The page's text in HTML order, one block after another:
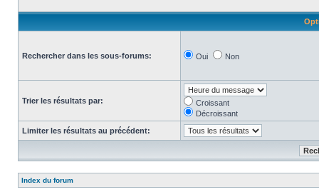
Rechercher dans les sous-forums: Oui Non
Trier les résultats par:
Croissant
Décroissant
Limiter les résultats au précédent:
Index du forum